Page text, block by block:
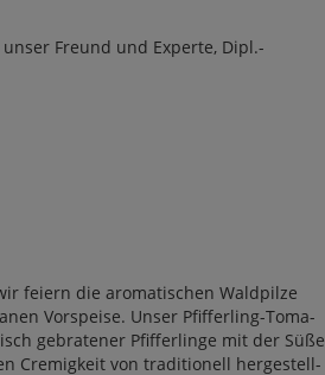
Freund und Ex­per­te, Dipl.-
fei­ern die aro­ma­ti­schen Wald­pilze
Vor­speise. Unser Pfif­fer­ling-To­ma­
ge­bra­te­ner Pfif­fer­lin­ge mit der Sü­ße
Cre­mig­keit von tra­di­tio­nell her­ge­stell­